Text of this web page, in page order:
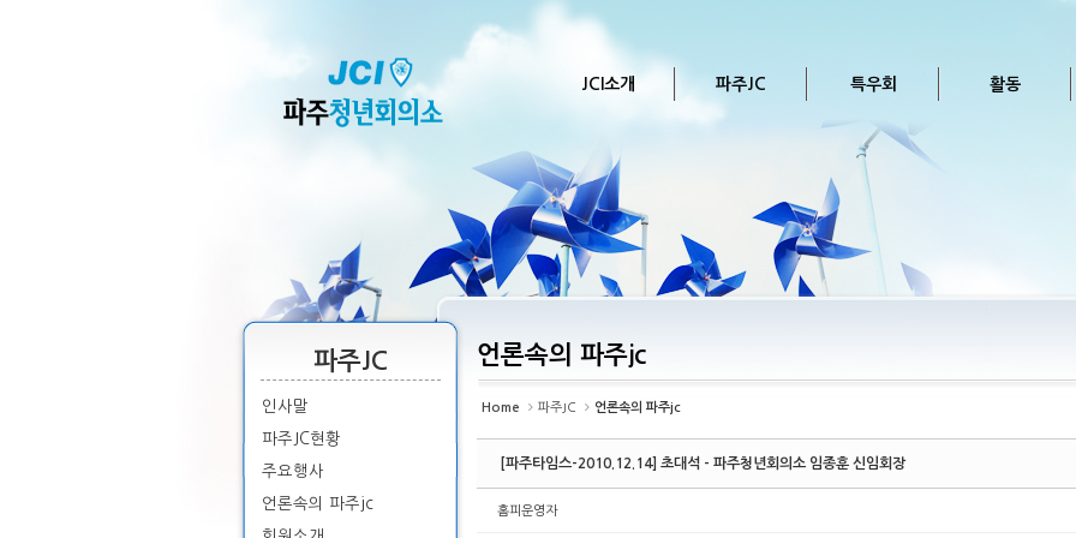
JCI소개 파주JC 특우회 활동
파주JC
인사말
파주JC현황
주요행사
언론속의 파주jc
언론속의 파주jc
Home 파주JC 언론속의 파주jc
[파주타임스-2010.12.14] 초대석 - 파주청년회의소 임종훈 신임회장
홈피운영자